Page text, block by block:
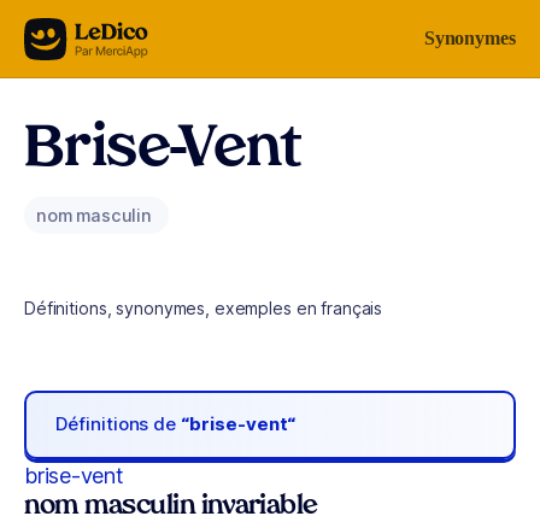
Aller au contenu Synonymes
Brise-Vent
nom masculin
Définitions, synonymes, exemples en français
Définitions de “brise-vent“
brise-vent
nom masculin invariable